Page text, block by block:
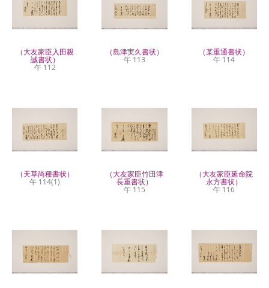
（大友家臣入田親
誠書状）
午 112
（島津実久書状）
午 113
（某重通書状）
午 114
（天草尚種書状）
午 114(1)
（大友家臣竹田津
長重書状）
午 115
（大友家臣延命院
永方書状）
午 116